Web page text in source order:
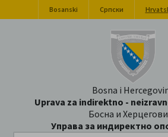
Bosanski Српски
Bosna i
Uprava za indirektno -
Босна и
Управа за индиректно